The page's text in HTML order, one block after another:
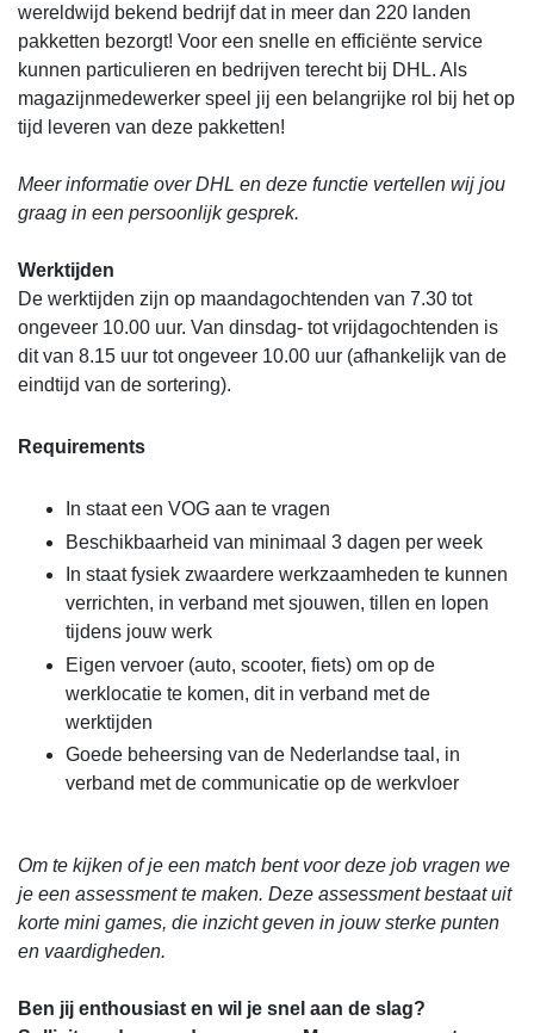
wereldwijd bekend bedrijf dat in meer dan 220 landen
pakketten bezorgt! Voor een snelle en efficiënte service
kunnen particulieren en bedrijven terecht bij DHL. Als
magazijnmedewerker speel jij een belangrijke rol bij het op
tijd leveren van deze pakketten!
Meer informatie over DHL en deze functie vertellen wij jou
graag in een persoonlijk gesprek.
Werktijden
De werktijden zijn op maandagochtenden van 7.30 tot
ongeveer 10.00 uur. Van dinsdag- tot vrijdagochtenden is
dit van 8.15 uur tot ongeveer 10.00 uur (afhankelijk van de
eindtijd van de sortering).
Requirements
In staat een VOG aan te vragen
Beschikbaarheid van minimaal 3 dagen per week
In staat fysiek zwaardere werkzaamheden te kunnen
verrichten, in verband met sjouwen, tillen en lopen
tijdens jouw werk
Eigen vervoer (auto, scooter, fiets) om op de
werklocatie te komen, dit in verband met de
werktijden
Goede beheersing van de Nederlandse taal, in
verband met de communicatie op de werkvloer
Om te kijken of je een match bent voor deze job vragen we
je een assessment te maken. Deze assessment bestaat uit
korte mini games, die inzicht geven in jouw sterke punten
en vaardigheden.
Ben jij enthousiast en wil je snel aan de slag?